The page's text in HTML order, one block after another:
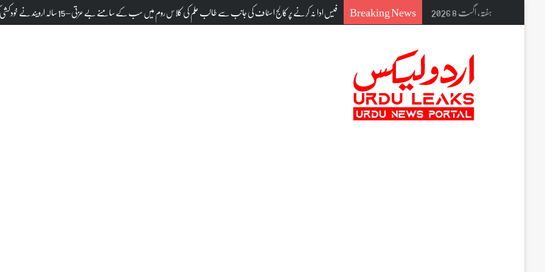
ہفتہ, اگست 8 2026 Breaking News اپنے بھائی کی تدفین میں شریک ہوں گے عتیق احمد کے 2 بیٹے۔ سخت سیکورٹی کے درمیان منتقلی